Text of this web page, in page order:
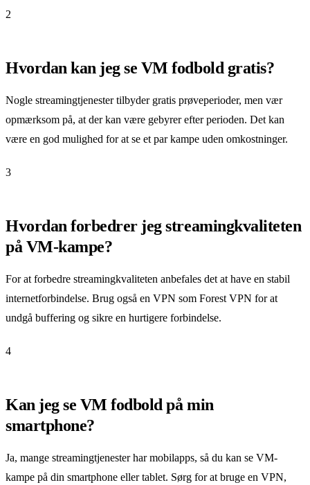
2
Hvordan kan jeg se VM fodbold gratis?
Nogle streamingtjenester tilbyder gratis prøveperioder, men vær
opmærksom på, at der kan være gebyrer efter perioden. Det kan
være en god mulighed for at se et par kampe uden omkostninger.
3
Hvordan forbedrer jeg streamingkvaliteten
på VM-kampe?
For at forbedre streamingkvaliteten anbefales det at have en stabil
internetforbindelse. Brug også en VPN som Forest VPN for at
undgå buffering og sikre en hurtigere forbindelse.
4
Kan jeg se VM fodbold på min
smartphone?
Ja, mange streamingtjenester har mobilapps, så du kan se VM-
kampe på din smartphone eller tablet. Sørg for at bruge en VPN,